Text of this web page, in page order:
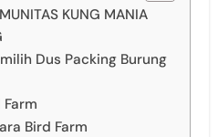
KUNG MANIA
Dus Packing Burung
Bird Farm